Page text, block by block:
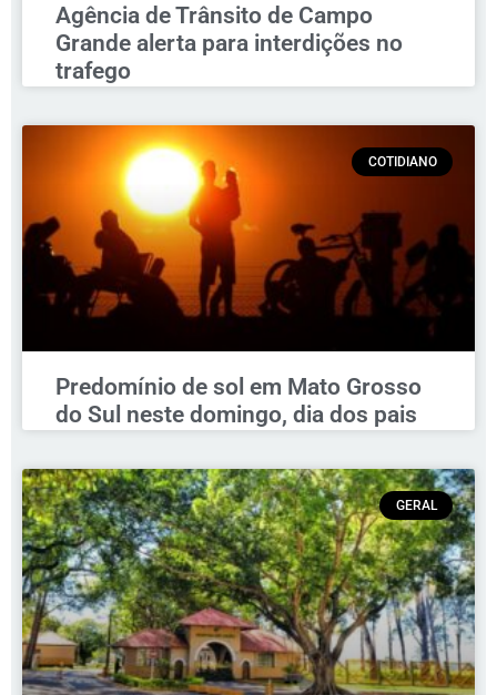
Agência de Trânsito de Campo
Grande alerta para interdições no
trafego
COTIDIANO
Predomínio de sol em Mato Grosso
do Sul neste domingo, dia dos pais
GERAL